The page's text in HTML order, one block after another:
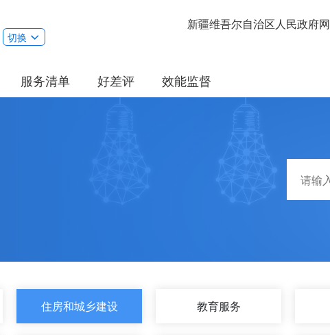
切换
新疆维吾尔自治区人民政府网
服务清单 好差评 效能监督
住房和城乡建设 教育服务